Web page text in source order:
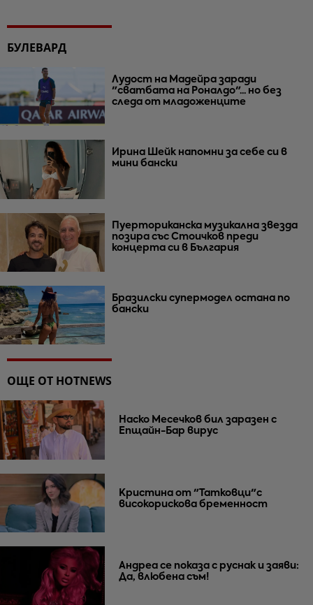
БУЛЕВАРД
Лудост на Мадейра заради
"сватбата на Роналдо"... но без
следа от младоженците
Ирина Шейк напомни за себе си в
мини бански
Пуерториканска музикална звезда
позира със Стоичков преди
концерта си в България
Бразилски супермодел остана по
бански
ОЩЕ ОТ HOTNEWS
Наско Месечков бил заразен с
Епщайн-Бар вирус
Кристина от "Татковци"с
високорискова бременност
Андреа се показа с руснак и заяви:
Да, влюбена съм!